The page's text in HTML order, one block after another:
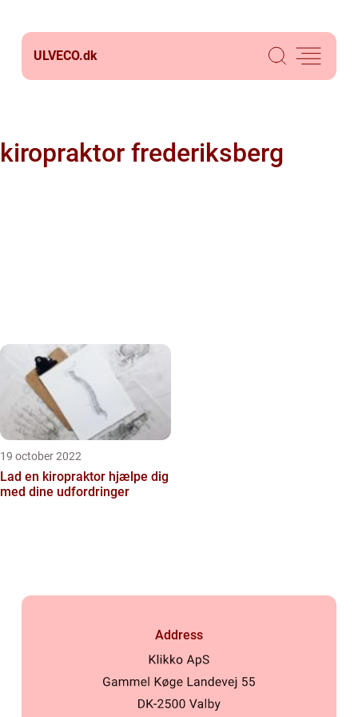
ULVECO.dk
kiropraktor frederiksberg
19 october 2022
Lad en kiropraktor hjælpe dig
med dine udfordringer
Address